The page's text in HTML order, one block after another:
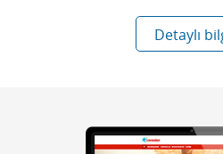
Detaylı